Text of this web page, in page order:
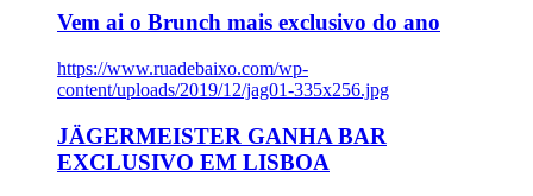
Vem ai o Brunch mais exclusivo do ano
https://www.ruadebaixo.com/wp-
content/uploads/2019/12/jag01-335x256.jpg
JÄGERMEISTER GANHA BAR
EXCLUSIVO EM LISBOA